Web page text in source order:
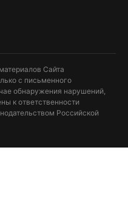
Сайта
с письменного
обнаружения нарушений,
к ответственности
Российской